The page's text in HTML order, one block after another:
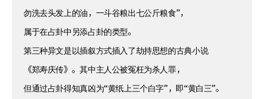
勿洗去头发上的油，一斗谷粮出七公斤粮食”，
属于在占卦中另添占卦的类型。
第三种异文是以插叙方式插入了劫持思想的古典小说
《郑寿庆传》。其中主人公被冤枉为杀人罪，
但通过占卦得知真凶为“黄纸上三个白字”，即“黄白三”。